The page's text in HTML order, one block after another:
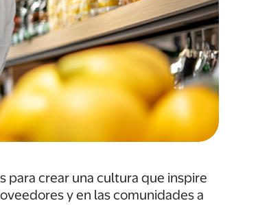
para crear una cultura que inspire
y en las comunidades a